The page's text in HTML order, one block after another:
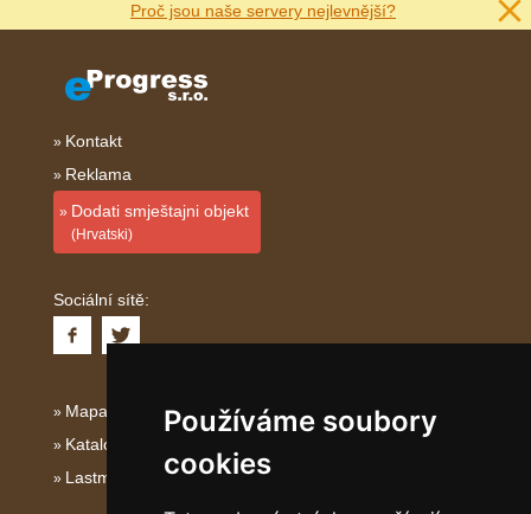
Používáme soubory
cookies
Proč jsou naše servery nejlevnější?
Kontakt
Reklama
Dodati smještajni objekt
(Hrvatski)
Sociální sítě:
Mapa serveru Kvarner
Katalog ubytování Kvarner
Lastminute Kvarner